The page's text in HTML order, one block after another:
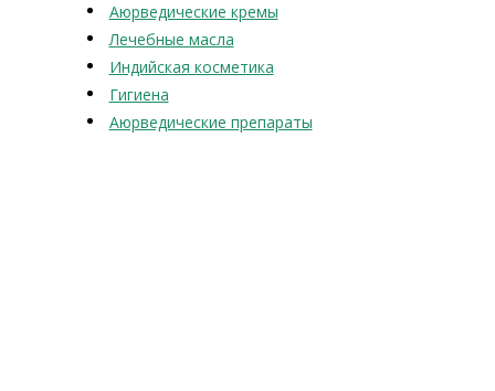
Аюрведические кремы
Лечебные масла
Индийская косметика
Гигиена
Аюрведические препараты